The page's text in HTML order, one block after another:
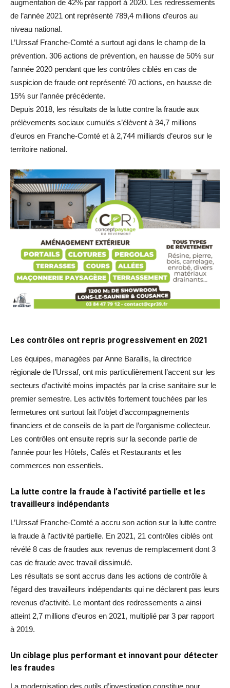
augmentation de 42% par rapport à 2020. Les redressements
de l’année 2021 ont représenté 789,4 millions d’euros au
niveau national.
L’Urssaf Franche-Comté a surtout agi dans le champ de la
prévention. 306 actions de prévention, en hausse de 50% sur
l’année 2020 pendant que les contrôles ciblés en cas de
suspicion de fraude ont représenté 70 actions, en hausse de
15% sur l’année précédente.
Depuis 2018, les résultats de la lutte contre la fraude aux
prélèvements sociaux cumulés s’élèvent à 34,7 millions
d’euros en Franche-Comté et à 2,744 milliards d’euros sur le
territoire national.
Les contrôles ont repris progressivement en 2021
Les équipes, managées par Anne Barallis, la directrice
régionale de l’Urssaf, ont mis particulièrement l’accent sur les
secteurs d’activité moins impactés par la crise sanitaire sur le
premier semestre. Les activités fortement touchées par les
fermetures ont surtout fait l’objet d’accompagnements
financiers et de conseils de la part de l’organisme collecteur.
Les contrôles ont ensuite repris sur la seconde partie de
l’année pour les Hôtels, Cafés et Restaurants et les
commerces non essentiels.
La lutte contre la fraude à l’activité partielle et les
travailleurs indépendants
L’Urssaf Franche-Comté a accru son action sur la lutte contre
la fraude à l’activité partielle. En 2021, 21 contrôles ciblés ont
révélé 8 cas de fraudes aux revenus de remplacement dont 3
cas de fraude avec travail dissimulé.
Les résultats se sont accrus dans les actions de contrôle à
l’égard des travailleurs indépendants qui ne déclarent pas leurs
revenus d’activité. Le montant des redressements a ainsi
atteint 2,7 millions d’euros en 2021, multiplié par 3 par rapport
à 2019.
Un ciblage plus performant et innovant pour détecter
les fraudes